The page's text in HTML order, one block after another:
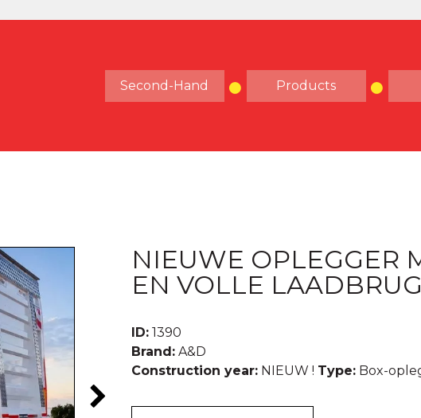
Second-Hand Products
NIEUWE OPLEGGER
EN VOLLE
ID: 1390
Brand: A&D
Construction year: NIEUW ! Type: Box-